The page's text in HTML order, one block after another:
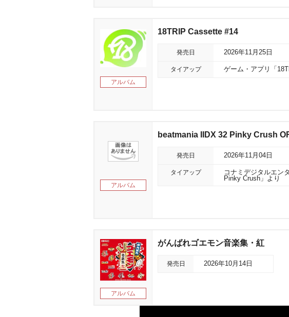
アルバム
18TRIP Cassette #14
発売日 2026年11月25日
タイアップ ゲーム・アプリ「
アルバム
beatmania IIDX 32 Pinky Crush
発売日 2026年11月04日
タイアップ
コナミデジタルエン
Pinky Crush」より
アルバム
がんばれゴエモン音楽集・紅
発売日 2026年10月14日